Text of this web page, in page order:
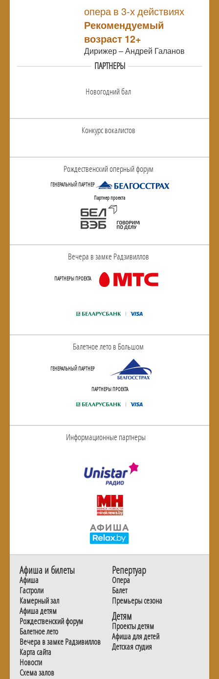
опера в 3-х действиях
Рекомендуемый
возраст 12+
Дирижер – Андрей Галанов
ПАРТНЕРЫ
Новогодний бал
Конкурс вокалистов
Рождественский оперный форум
ГЕНЕРАЛЬНЫЙ ПАРТНЕР
Партнер проекта
Вечера в замке Радзивиллов
ПАРТНЕРЫ ПРОЕКТА
Балетное лето в Большом
ГЕНЕРАЛЬНЫЙ ПАРТНЕР
ПАРТНЕРЫ ПРОЕКТА
Информационные партнеры
Афиша и билеты
Афиша
Гастроли
Камерный зал
Афиша детям
Рождественский форум
Балетное лето
Вечера в замке Радзивиллов
Карта сайта
Новости
Схема залов
Репертуар
Опера
Балет
Премьеры сезона
Детям
Проекты детям
Афиша для детей
Детская студия